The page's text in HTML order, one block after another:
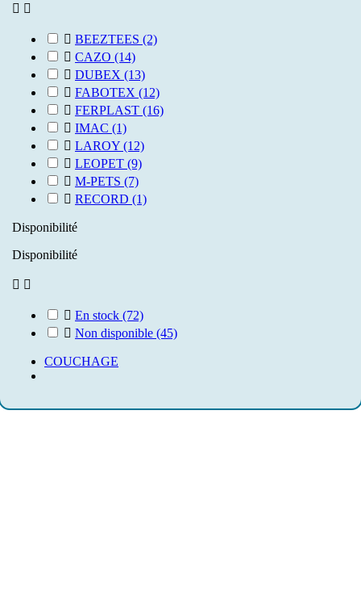
 
 BEEZTEES (2)
 CAZO (14)
 DUBEX (13)
 FABOTEX (12)
 FERPLAST (16)
 IMAC (1)
 LAROY (12)
 LEOPET (9)
 M-PETS (7)
 RECORD (1)
Disponibilité
Disponibilité
 
 En stock (72)
 Non disponible (45)
COUCHAGE